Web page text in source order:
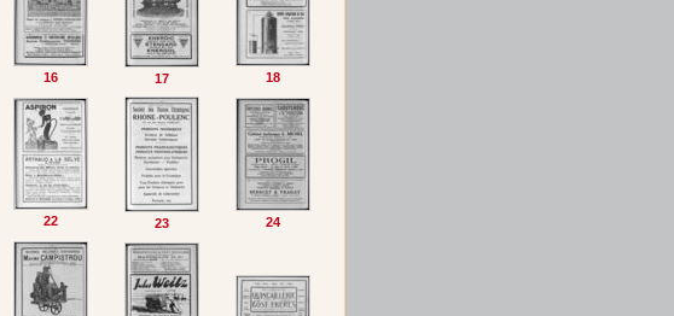
16 17 18
22 23 24